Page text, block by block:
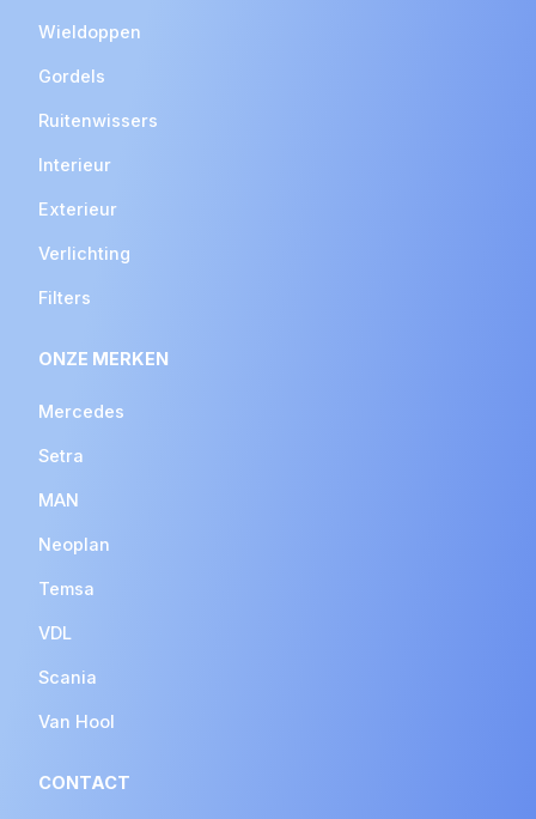
Wieldoppen
Gordels
Ruitenwissers
Interieur
Exterieur
Verlichting
Filters
ONZE MERKEN
Mercedes
Setra
MAN
Neoplan
Temsa
VDL
Scania
Van Hool
CONTACT